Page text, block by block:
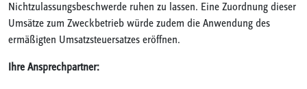
Nichtzulassungsbeschwerde ruhen zu lassen. Eine Zuordnung dieser
Umsätze zum Zweckbetrieb würde zudem die Anwendung des
ermäßigten Umsatzsteuersatzes eröffnen.
Ihre Ansprechpartner: